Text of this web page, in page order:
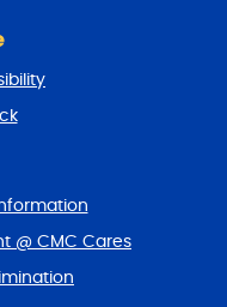
@ CMC Cares